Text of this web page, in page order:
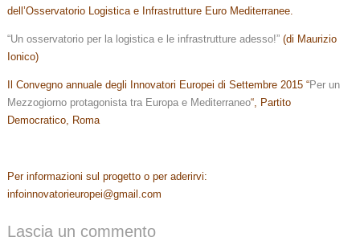
dell’Osservatorio Logistica e Infrastrutture Euro Mediterranee.
“Un osservatorio per la logistica e le infrastrutture adesso!”(di Maurizio
Ionico)
Il Convegno annuale degli Innovatori Europei di Settembre 2015 “Per un
Mezzogiorno protagonista tra Europa e Mediterraneo“, Partito
Democratico, Roma
Per informazioni sul progetto o per aderirvi:
infoinnovatorieuropei@gmail.com
Lascia un commento